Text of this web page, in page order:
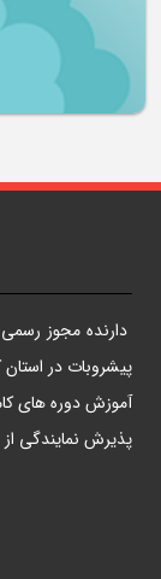
دارنده مجوز
پیشروبات در استان
آموزش دوره های
پذیرش نمایندگی